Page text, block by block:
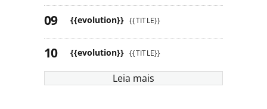
{{evolution}} {{TITLE}}
{{evolution}} {{TITLE}}
Leia mais